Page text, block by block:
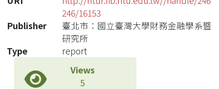
246/16153
Publisher
臺北市：國立臺灣大學財務金融學系暨
研究所
Type
report
Views
5